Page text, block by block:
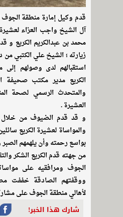
قدم وكيل إمارة منطقة الجوف
آل الشيخ واجب العزاء
محمد بن عبدالكريم الكريع و
زيارته ؛ الشيخ علي الكتبي من
استقبالهم لدى وصولهم إلى
الكريع مدير مكتب صحيفة
والمتحدث الرسمي لصحة
العشيرة .
و قد قدم الضيوف من خلال
والمواساة لعشيرة الكريع
بواسع رحمته وأن يلهمهم الصبر
من جهته قدم الكريع الشكر
الجوف ومرافقيه على
ووقفتهم الصادقة خففت
لأهالي منطقة الجوف على
شارك هذا الخبر!